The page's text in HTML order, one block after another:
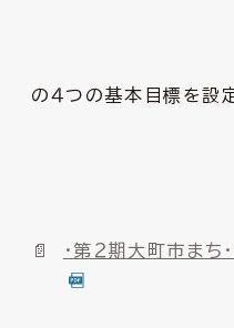
の４つの基本目標を設
・第２期大町市まち